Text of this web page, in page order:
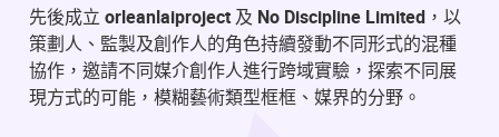
先後成立 orleanlaiproject 及 No Discipline Limited ，以
策劃人、監製及創作人的角色持續發動不同形式的混種
協作，邀請不同媒介創作人進行跨域實驗，探索不同展
現方式的可能，模糊藝術類型框框、媒界的分野。